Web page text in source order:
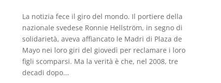
La notizia fece il giro del mondo. Il portiere della
nazionale svedese Ronnie Hellström, in segno di
solidarietà, aveva affiancato le Madri di Plaza de
Mayo nei loro giri del giovedì per reclamare i loro
figli scomparsi. Ma la verità è che, nel 2008, tre
decadi dopo...